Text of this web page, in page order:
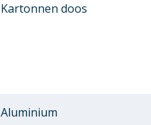
Kartonnen doos
Aluminium